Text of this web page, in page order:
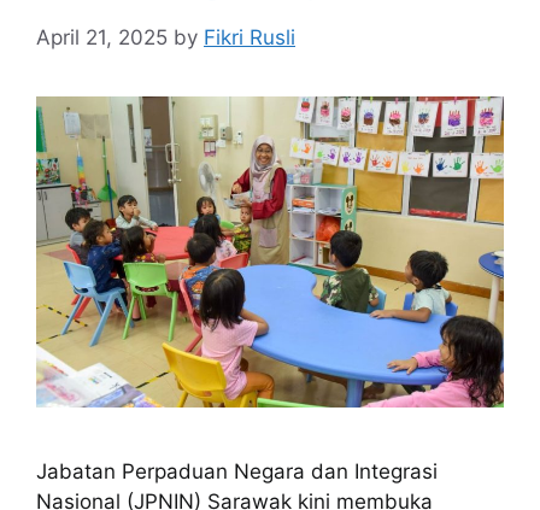
April 21, 2025 by Fikri Rusli
Jabatan Perpaduan Negara dan Integrasi
Nasional (JPNIN) Sarawak kini membuka